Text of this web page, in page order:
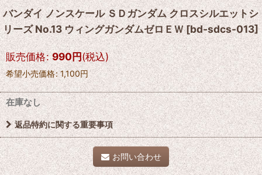
バンダイ ノンスケール ＳＤガンダム クロスシルエットシ
リーズ No.13 ウィングガンダムゼロＥＷ[bd-sdcs-013]
販売価格: 990円(税込)
希望小売価格: 1,100円
在庫なし
返品特約に関する重要事項
お問い合わせ